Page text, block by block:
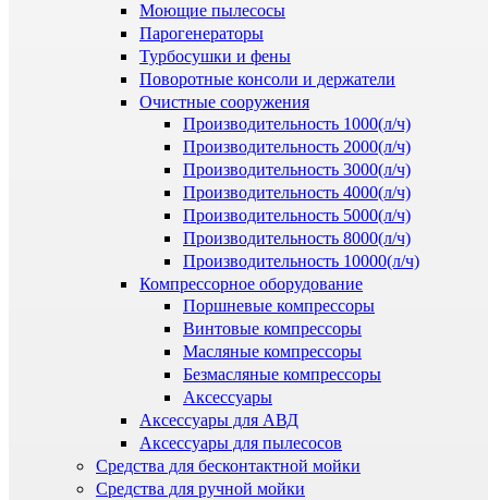
Моющие пылесосы
Парогенераторы
Турбосушки и фены
Поворотные консоли и держатели
Очистные сооружения
Производительность 1000(л/ч)
Производительность 2000(л/ч)
Производительность 3000(л/ч)
Производительность 4000(л/ч)
Производительность 5000(л/ч)
Производительность 8000(л/ч)
Производительность 10000(л/ч)
Компрессорное оборудование
Поршневые компрессоры
Винтовые компрессоры
Масляные компрессоры
Безмасляные компрессоры
Аксессуары
Аксессуары для АВД
Аксессуары для пылесосов
Средства для бесконтактной мойки
Средства для ручной мойки